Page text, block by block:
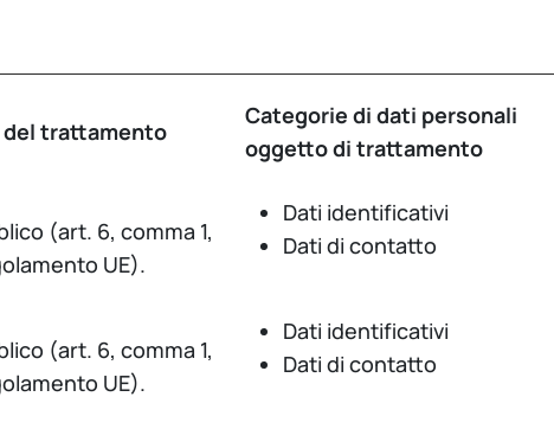
del trattamento
Categorie di dati personali
oggetto di trattamento
(art. 6, comma 1,
UE).
Dati identificativi
Dati di contatto
(art. 6, comma 1,
UE).
Dati identificativi
Dati di contatto